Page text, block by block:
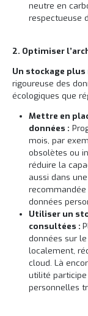
neutre en
respectueuse
2. Optimiser
Un stockage
rigoureuse des
écologiques que
Mettre en
données :
mois, par
obsolètes ou
réduire la
aussi dans
recommandée
données
Utiliser un
consultées :
données sur
localement,
cloud. Là
utilité
personnelles